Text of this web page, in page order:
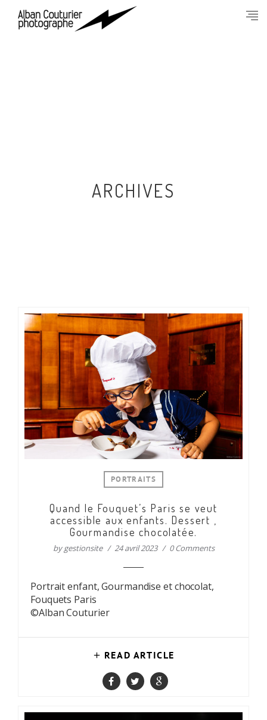
ARCHIVES
PORTRAITS
Quand le Fouquet’s Paris se veut
accessible aux enfants. Dessert ,
Gourmandise chocolatée.
bygestionsite 24 avril 2023 0 Comments
Portrait enfant, Gourmandise et chocolat,
Fouquets Paris
©Alban Couturier
READ ARTICLE